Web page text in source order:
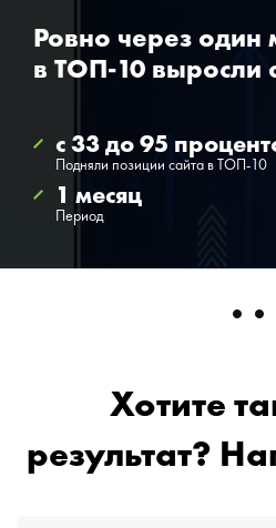
с 33 до 95
Подняли позиции сайта в ТОП-10
1 месяц
Период
Ровно через один
в ТОП-10 выросли
Хотите
результат?